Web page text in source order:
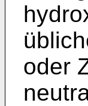
oder